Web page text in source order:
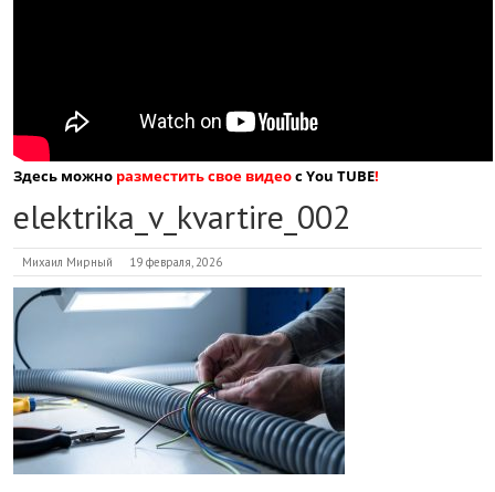
Здесь можно разместить свое видеос You TUBE!
elektrika_v_kvartire_002
Михаил Мирный 19 февраля, 2026